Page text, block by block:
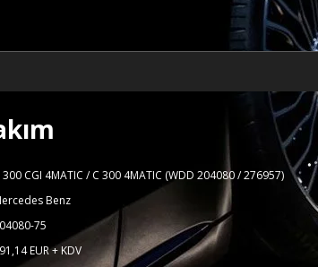
300 CGI 4MATIC / C 300 4MATIC (WDD 204080 / 276957)
Benz
75
EUR + KDV